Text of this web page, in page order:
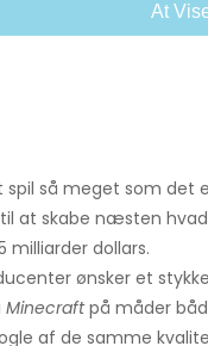
At
spil så meget som det
at skabe næsten
milliarder dollars.
ønsker et
Minecraftpå måder
af de samme